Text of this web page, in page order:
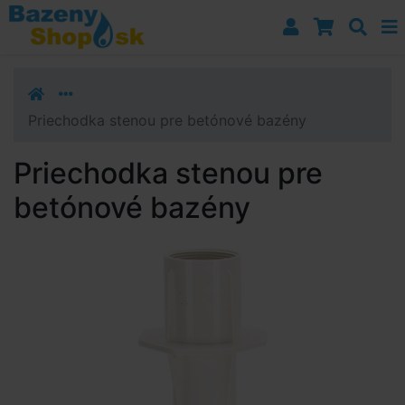
Prejsť k navigácii
Prejsť na obsah
Prejsť k bočnému stĺpci
Priechodka stenou pre betónové bazény
Priechodka stenou pre
betónové bazény